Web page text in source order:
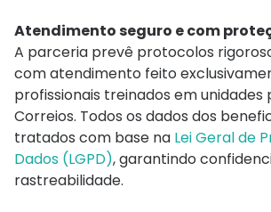
Atendimento seguro e com
A parceria prevê protocolos
com atendimento feito
profissionais treinados em unidades
Correios. Todos os dados dos
tratados com base na Lei Geral de
Dados (LGPD), garantindo
rastreabilidade.